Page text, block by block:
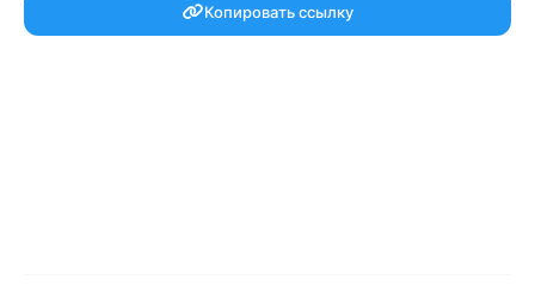
Копировать ссылку